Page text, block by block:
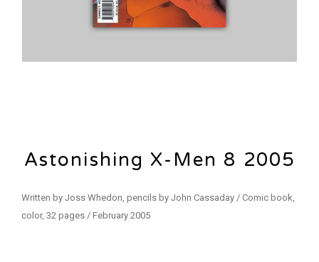
Astonishing X-Men 8 2005
Written by Joss Whedon, pencils by John Cassaday / Comic book,
color, 32 pages / February 2005